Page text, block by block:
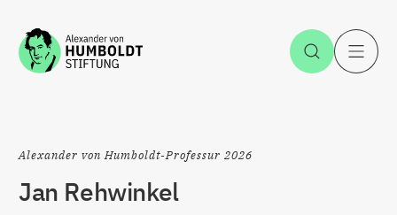
Zum Inhalt springen Suche
Alexander von Humboldt-Professur 2026
Jan Rehwinkel